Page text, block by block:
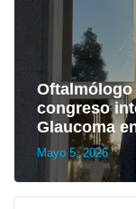
congreso
Glaucoma
Mayo 5, 2026